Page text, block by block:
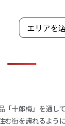
「十郎梅」を通して
む街を誇れるように